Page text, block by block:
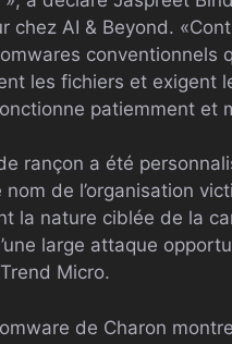
chez AI & Beyond.
conventionnels
les fichiers et exigent
patiemment et
rançon a été
nom de l’organisation
la nature ciblée de la
large attaque
Micro.
de Charon